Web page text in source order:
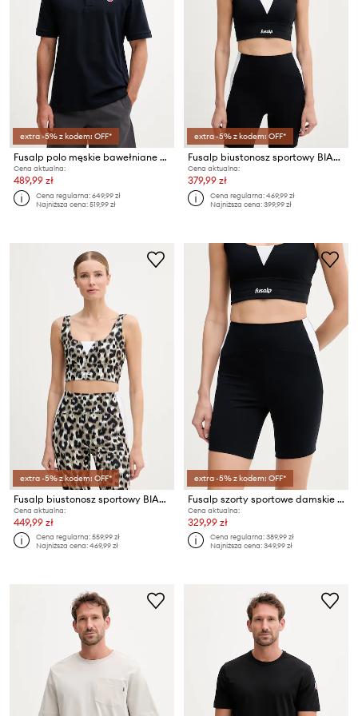
extra -5% z kodem: OFF*
Fusalp polo męskie bawełniane GERLO
Cena aktualna:
489,99 zł
Cena regularna:649,99 zł
Najniższa cena:519,99 zł
extra -5% z kodem: OFF*
Fusalp biustonosz sportowy BIARRA
Cena aktualna:
379,99 zł
Cena regularna:469,99 zł
Najniższa cena:399,99 zł
extra -5% z kodem: OFF*
Fusalp biustonosz sportowy BIARRA LEO
Cena aktualna:
449,99 zł
Cena regularna:559,99 zł
Najniższa cena:469,99 zł
extra -5% z kodem: OFF*
Fusalp szorty sportowe damskie BIARRO
Cena aktualna:
329,99 zł
Cena regularna:389,99 zł
Najniższa cena:349,99 zł